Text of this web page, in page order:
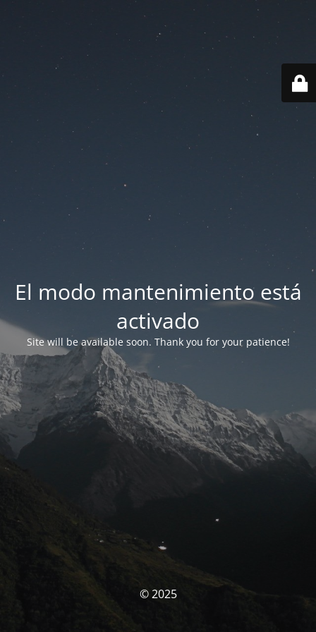
El modo mantenimiento está
activado
Site will be available soon. Thank you for your patience!
© 2025